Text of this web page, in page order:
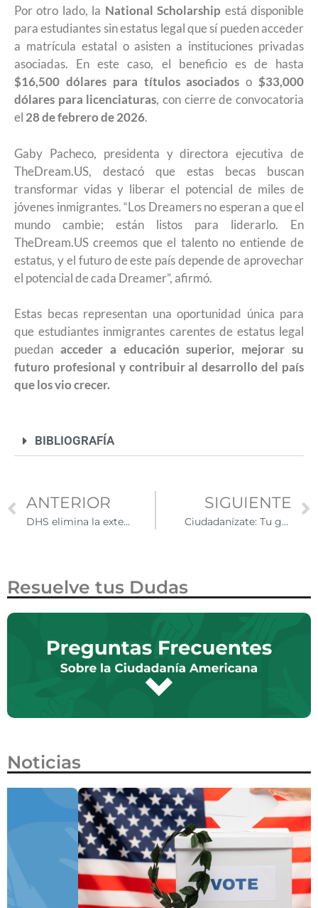
Por otro lado, la National Scholarship está disponible
para estudiantes sin estatus legal que sí pueden acceder
a matrícula estatal o asisten a instituciones privadas
asociadas. En este caso, el beneficio es de hasta
$16,500 dólares para títulos asociados o$33,000
dólares para licenciaturas, con cierre de convocatoria
el 28 de febrero de 2026.
Gaby Pacheco, presidenta y directora ejecutiva de
TheDream.US, destacó que estas becas buscan
transformar vidas y liberar el potencial de miles de
jóvenes inmigrantes. “Los Dreamers no esperan a que el
mundo cambie; están listos para liderarlo. En
TheDream.US creemos que el talento no entiende de
estatus, y el futuro de este país depende de aprovechar
el potencial de cada Dreamer”, afirmó.
Estas becas representan una oportunidad única para
que estudiantes inmigrantes carentes de estatus legal
puedan acceder a educación superior, mejorar su
futuro profesional y contribuir al desarrollo del país
que los vio crecer.
BIBLIOGRAFÍA
ANTERIOR
DHS elimina la extensión automática de permisos de trabajo para inmigrantes
SIGUIENTE
Ciudadanízate: Tu guía paso a paso hacia la ciudadanía estadounidense
Resuelve tus Dudas
Noticias